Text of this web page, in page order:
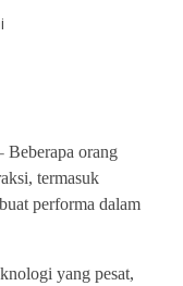
Beberapa orang
termasuk
performa dalam
yang pesat,